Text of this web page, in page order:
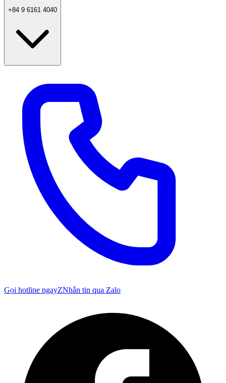
+84 9 6161 4040
Gọi hotline ngayZNhắn tin qua Zalo